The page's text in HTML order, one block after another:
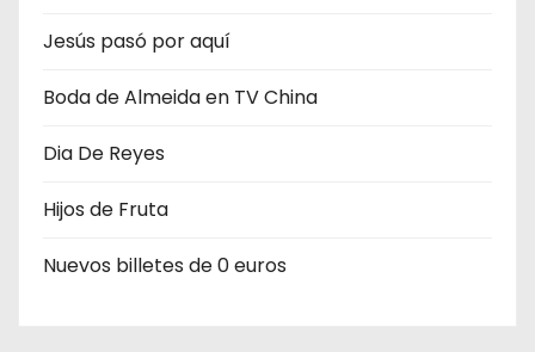
e
e
n
t
r
Jesús pasó por aquí
Boda de Almeida en TV China
Dia De Reyes
Hijos de Fruta
Nuevos billetes de 0 euros